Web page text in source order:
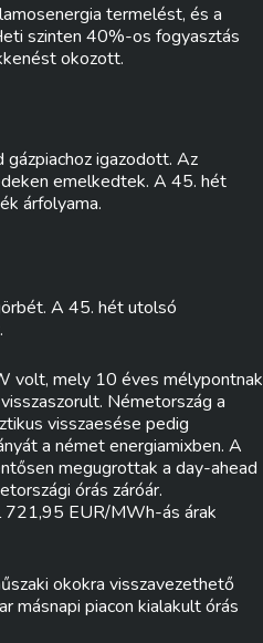
termelést, és a
szinten 40%-os fogyasztás
okozott.
igazodott. Az
emelkedtek. A 45. hét
árfolyama.
A 45. hét utolsó
volt, mely 10 éves mélypontnak
Németország a
visszaesése pedig
a német energiamixben. A
megugrottak a day-ahead
órás záróár.
721,95 EUR/MWh-ás árak
okokra visszavezethető
másnapi piacon kialakult órás